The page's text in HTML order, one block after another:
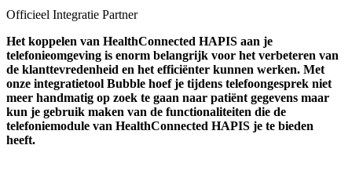
Officieel Integratie Partner
Het koppelen van HealthConnected HAPIS aan je
telefonieomgeving is enorm belangrijk voor het verbeteren van
de klanttevredenheid en het efficiënter kunnen werken. Met
onze integratietool Bubble hoef je tijdens telefoongesprek niet
meer handmatig op zoek te gaan naar patiënt gegevens maar
kun je gebruik maken van de functionaliteiten die de
telefoniemodule van HealthConnected HAPIS je te bieden
heeft.